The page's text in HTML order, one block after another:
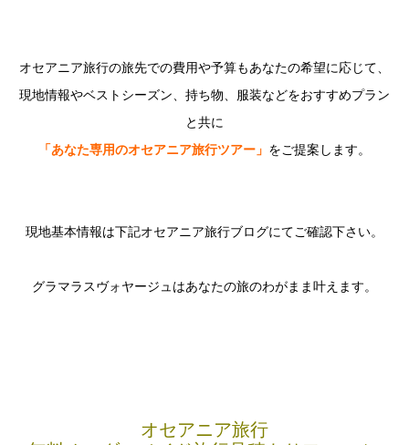
オセアニア旅行の旅先での費用や予算もあなたの希望に応じて、
現地情報やベストシーズン、持ち物、 服装などをおすすめプラン
と共に
「あなた専用のオセアニア旅行ツアー」 をご提案します。
現地基本情報は下記オセアニア旅行ブログにてご確認下さい。
グラマラスヴォヤージュはあなたの旅のわがまま叶えます。
オセアニア旅行